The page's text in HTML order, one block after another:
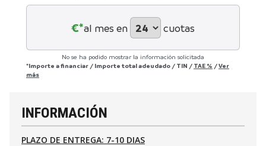
€*al mes en cuotas
No se ha podido mostrar la información solicitada
*Importe a financiar / Importe total adeudado / TIN / TAE % /Ver
más
INFORMACIÓN
PLAZO DE ENTREGA: 7-10 DIAS